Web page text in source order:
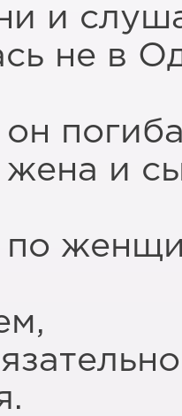
и
не в
жена и
по